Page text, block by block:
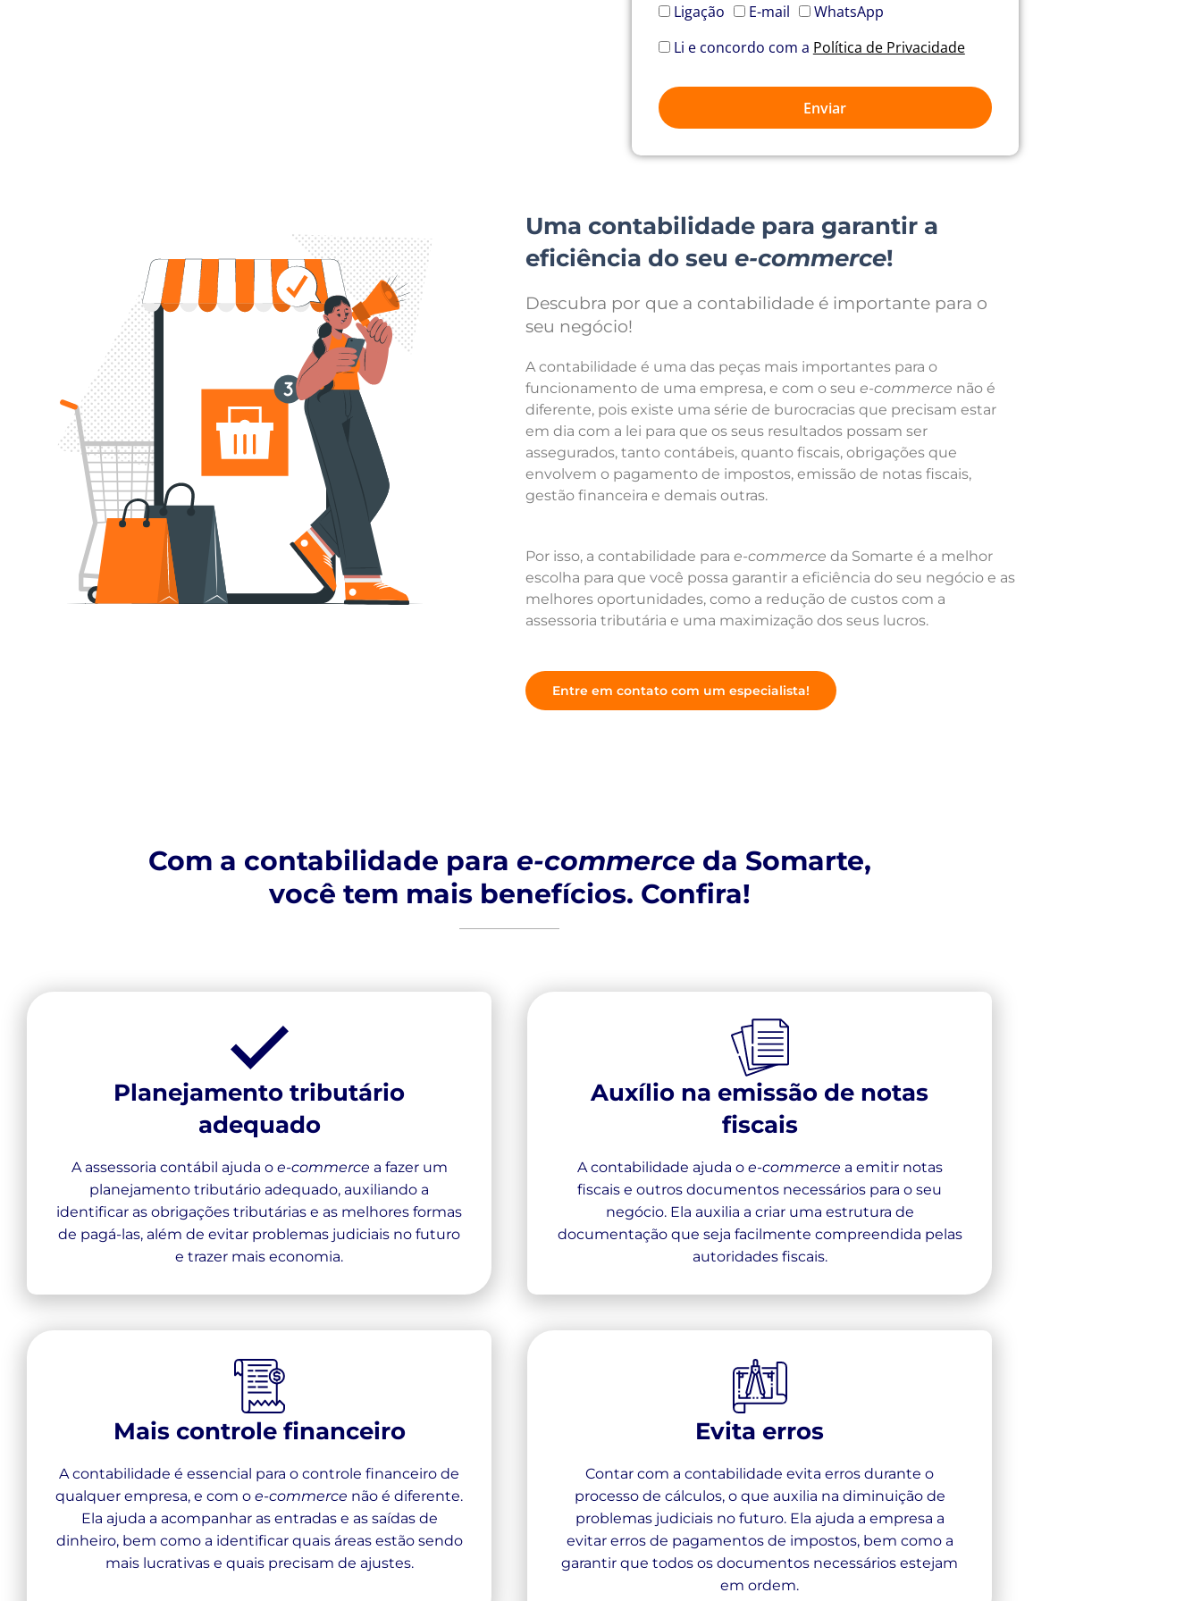
Ligação
E-mail
WhatsApp
Li e concordo com a Política de Privacidade
Enviar
Uma contabilidade para garantir a
eficiência do seu e-commerce!
Descubra por que a contabilidade é importante para o
seu negócio!
A contabilidade é uma das peças mais importantes para o
funcionamento de uma empresa, e com o seu e-commerce não é
diferente, pois existe uma série de burocracias que precisam estar
em dia com a lei para que os seus resultados possam ser
assegurados, tanto contábeis, quanto fiscais, obrigações que
envolvem o pagamento de impostos, emissão de notas fiscais,
gestão financeira e demais outras.
Por isso, a contabilidade para e-commerce da Somarte é a melhor
escolha para que você possa garantir a eficiência do seu negócio e as
melhores oportunidades, como a redução de custos com a
assessoria tributária e uma maximização dos seus lucros.
Entre em contato com um especialista!
Com a contabilidade para e-commerce da Somarte,
você tem mais benefícios. Confira!
Planejamento tributário
adequado
A assessoria contábil ajuda o e-commerce a fazer um
planejamento tributário adequado, auxiliando a
identificar as obrigações tributárias e as melhores formas
de pagá-las, além de evitar problemas judiciais no futuro
e trazer mais economia.
Auxílio na emissão de notas
fiscais
A contabilidade ajuda o e-commerce a emitir notas
fiscais e outros documentos necessários para o seu
negócio. Ela auxilia a criar uma estrutura de
documentação que seja facilmente compreendida pelas
autoridades fiscais.
Mais controle financeiro
A contabilidade é essencial para o controle financeiro de
qualquer empresa, e com o e-commerce não é diferente.
Ela ajuda a acompanhar as entradas e as saídas de
dinheiro, bem como a identificar quais áreas estão sendo
mais lucrativas e quais precisam de ajustes.
Evita erros
Contar com a contabilidade evita erros durante o
processo de cálculos, o que auxilia na diminuição de
problemas judiciais no futuro. Ela ajuda a empresa a
evitar erros de pagamentos de impostos, bem como a
garantir que todos os documentos necessários estejam
em ordem.